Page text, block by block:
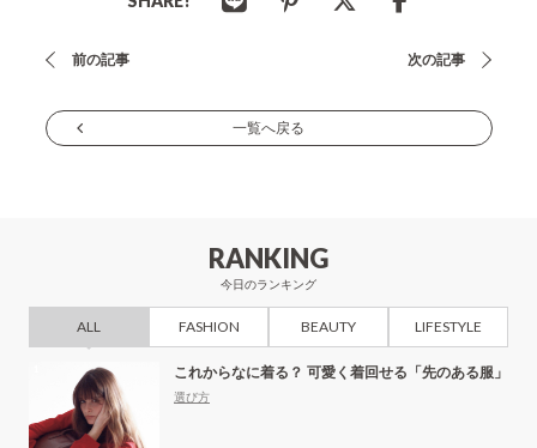
投
ナ
ョ
ン
前の記事 次の記事
一覧へ戻る
RANKING
今日のランキング
ALL FASHION BEAUTY LIFESTYLE
これからなに着る？ 可愛く着回せる「先のある服」
選び方